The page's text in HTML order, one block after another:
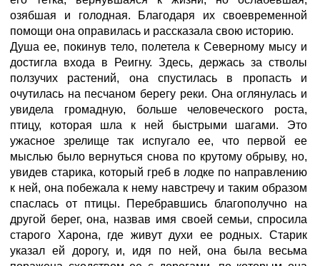
озябшая и голодная. Благодаря их своевременной
помощи она оправилась и рассказала свою историю.
Душа ее, покинув тело, полетела к Северному мысу и
достигла входа в Реигну. Здесь, держась за стволы
ползучих растений, она спустилась в пропасть и
очутилась на песчаном берегу реки. Она оглянулась и
увидела громадную, больше человеческого роста,
птицу, которая шла к ней быстрыми шагами. Это
ужасное зрелище так испугало ее, что первой ее
мыслью было вернуться снова по крутому обрыву, но,
увидев старика, который греб в лодке по направлению
к ней, она побежала к нему навстречу и таким образом
спаслась от птицы. Перебравшись благополучно на
другой берег, она, назвав имя своей семьи, спросила
старого Харона, где живут духи ее родных. Старик
указал ей дорогу, и, идя по ней, она была весьма